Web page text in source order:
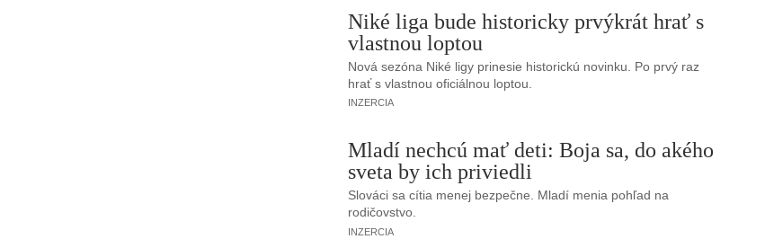
Niké liga bude historicky prvýkrát hrať s
vlastnou loptou
Nová sezóna Niké ligy prinesie historickú novinku. Po prvý raz
hrať s vlastnou oficiálnou loptou.
INZERCIA
Mladí nechcú mať deti: Boja sa, do akého
sveta by ich priviedli
Slováci sa cítia menej bezpečne. Mladí menia pohľad na
rodičovstvo.
INZERCIA